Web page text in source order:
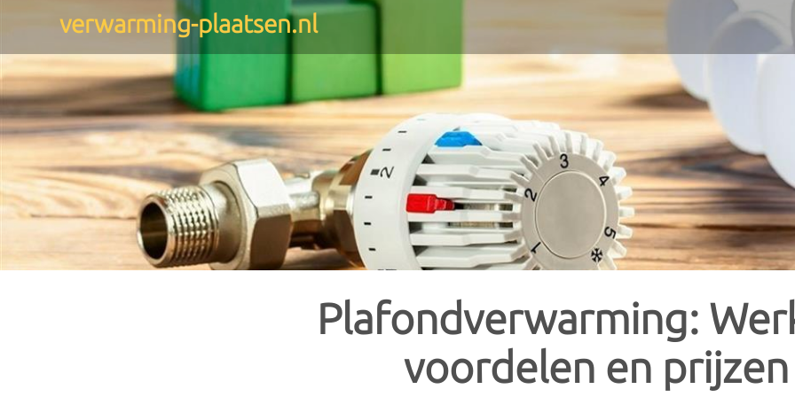
Verwarming
Verwarmingsketels
Gasketels
Stookolieketels
Biomassaketels
Warmtepompen
Lucht lucht warmtepomp
Lucht water warmtepomp
Water water warmtepomp
Grond water warmtepomp
Geisers
Gasgeisers
Condensatiegeisers
Doorstromers op gas
Elektrische doorstromers
Gratis offertes
De keuze aan verwarmingstoestellen is heel uitgebreid, waardoor je als consument al snel het overzicht
toestel het meest geschikt is voor jou? Aarzel dan niet om je te laten adviseren door een professionele
Via onderstaand formulier ontvang je meteen meerdere gratis offertes van installateurs in jouw regio.
hen ontvangt, en maak zelf de keuze.
Alle offertes zijn volledig gratis en vrijblijvend.
verwarming-plaatsen.nl
Plafondverwarming:
voordelen en prijzen